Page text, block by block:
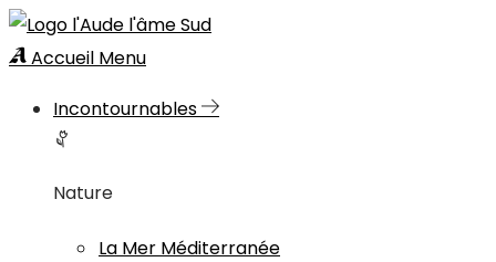
Accueil Menu
Incontournables
Nature
La Mer Méditerranée